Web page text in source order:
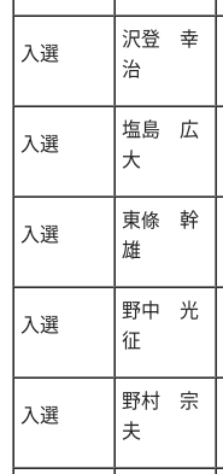
入選
沢登 幸
治
入選
塩島 広
大
入選
東條 幹
雄
入選
野中 光
征
入選
野村 宗
夫